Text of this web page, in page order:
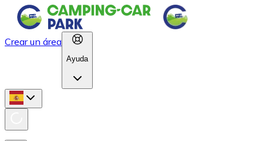
Crear un área
Ayuda